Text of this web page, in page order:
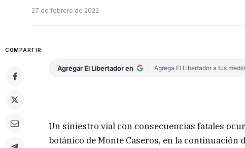
27 de febrero de 2022
COMPARTIR
Agregar El Libertador en Agrega El Libertador a tus
Un siniestro vial con consecuencias fatales
botánico de Monte Caseros, en la continuación